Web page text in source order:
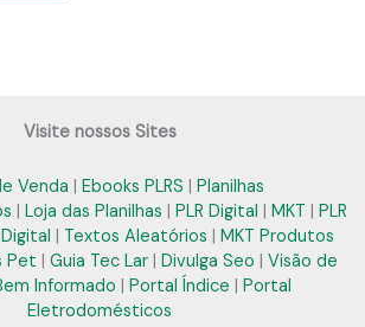
Visite nossos Sites
Venda | Ebooks PLRS | Planilhas
| Loja das Planilhas | PLR Digital | MKT | PLR
| Textos Aleatórios | MKT Produtos
Pet | Guia Tec Lar | Divulga Seo | Visão de
Informado | Portal Índice | Portal
Eletrodomésticos